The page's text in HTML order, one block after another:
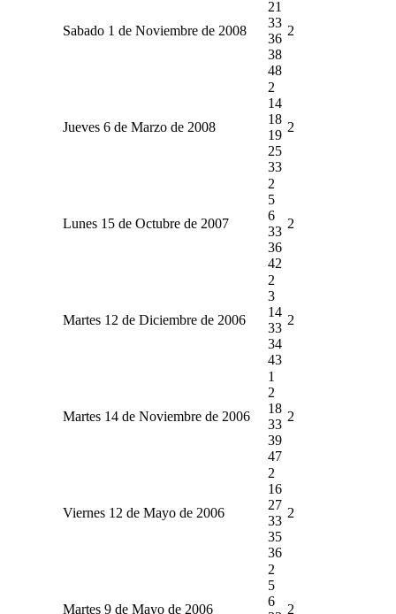
Sabado 1 de Noviembre de 2008
21
33
36
38
48
2
Jueves 6 de Marzo de 2008
2
14
18
19
25
33
2
Lunes 15 de Octubre de 2007
2
5
6
33
36
42
2
Martes 12 de Diciembre de 2006
2
3
14
33
34
43
2
Martes 14 de Noviembre de 2006
1
2
18
33
39
47
2
Viernes 12 de Mayo de 2006
2
16
27
33
35
36
2
Martes 9 de Mayo de 2006
2
5
6
2